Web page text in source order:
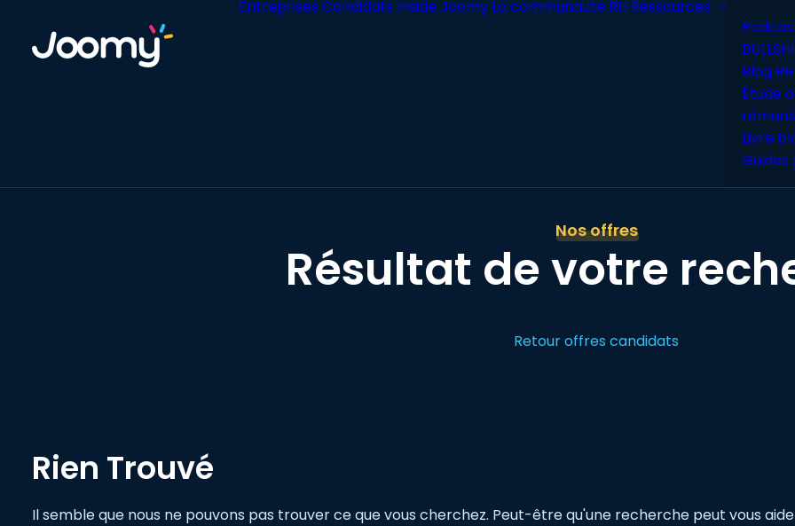
Entreprises Candidats Inside Joomy La communauté RH Ressources
Blog RH
Étude
Livre
Nos offres
Résultat de votre
Retour offres candidats
Rien Trouvé
Il semble que nous ne pouvons pas trouver ce que vous cherchez. Peut-être qu'une recherche peut vous